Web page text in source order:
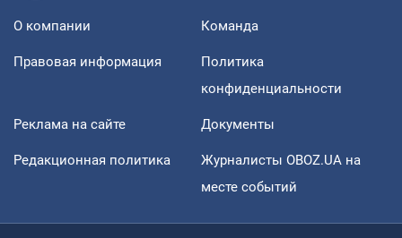
О компании Команда
Правовая информация
Политика
конфиденциальности
Реклама на сайте Документы
Редакционная политика
Журналисты OBOZ.UA на
месте событий